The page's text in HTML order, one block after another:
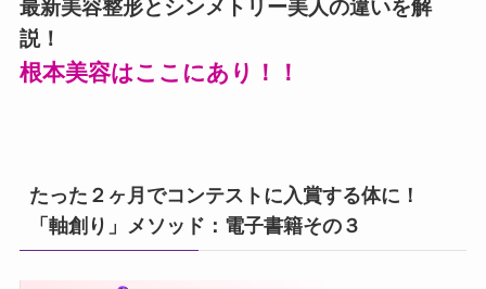
最新美容整形とシンメトリー美人の違いを解
説！
根本美容はここにあり！！
たった２ヶ月でコンテストに入賞する体に！
「軸創り」メソッド：電子書籍その３